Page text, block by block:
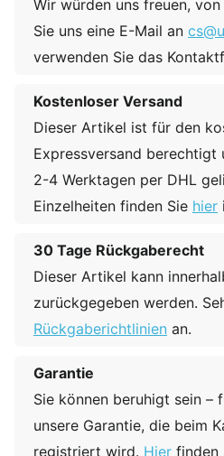
Wir würden uns freuen,
Sie uns eine E-Mail an
verwenden Sie das
Kostenloser Versand
Dieser Artikel ist für den
Expressversand
2-4 Werktagen per DHL
Einzelheiten finden Sie hier
30 Tage Rückgaberecht
Dieser Artikel kann
zurückgegeben werden.
Rückgaberichtlinien an.
Garantie
Sie können beruhigt sein –
unsere Garantie, die beim
registriert wird. Hier finden